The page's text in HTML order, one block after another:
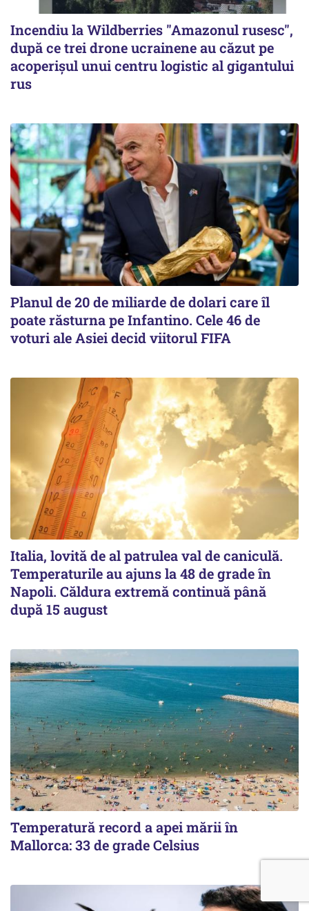
Incendiu la Wildberries "Amazonul rusesc",
după ce trei drone ucrainene au căzut pe
acoperişul unui centru logistic al gigantului
rus
Planul de 20 de miliarde de dolari care îl
poate răsturna pe Infantino. Cele 46 de
voturi ale Asiei decid viitorul FIFA
Italia, lovită de al patrulea val de caniculă.
Temperaturile au ajuns la 48 de grade în
Napoli. Căldura extremă continuă până
după 15 august
Temperatură record a apei mării în
Mallorca: 33 de grade Celsius